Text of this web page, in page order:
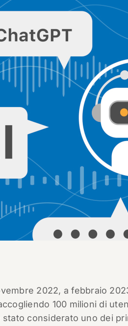
2022, a febbraio
100 milioni di
considerato uno dei